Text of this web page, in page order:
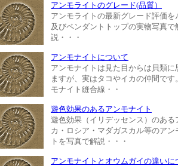
アンモライトのグレード(品質）
アンモライトの最新グレード評価を
及びペンダントトップの実物写真で
説・・・
アンモナイトについて
アンモナイトは見た目からは貝類に
ますが、実はタコやイカの仲間です
モナイト縫合線・・
遊色効果のあるアンモナイト
遊色効果（イリデッセンス）のある
カ・ロシア・マダガスカル等のアン
トを写真で解説・・・
アンモナイトとオウムガイの違いに